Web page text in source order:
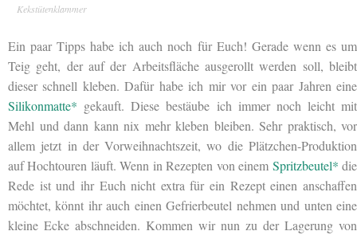
Kekstütenklammer
Ein paar Tipps habe ich auch noch für Euch! Gerade wenn es um
Teig geht, der auf der Arbeitsfläche ausgerollt werden soll, bleibt
dieser schnell kleben. Dafür habe ich mir vor ein paar Jahren eine
Silikonmatte* gekauft. Diese bestäube ich immer noch leicht mit
Mehl und dann kann nix mehr kleben bleiben. Sehr praktisch, vor
allem jetzt in der Vorweihnachtszeit, wo die Plätzchen-Produktion
auf Hochtouren läuft. Wenn in Rezepten von einem Spritzbeutel* die
Rede ist und ihr Euch nicht extra für ein Rezept einen anschaffen
möchtet, könnt ihr auch einen Gefrierbeutel nehmen und unten eine
kleine Ecke abschneiden. Kommen wir nun zu der Lagerung von